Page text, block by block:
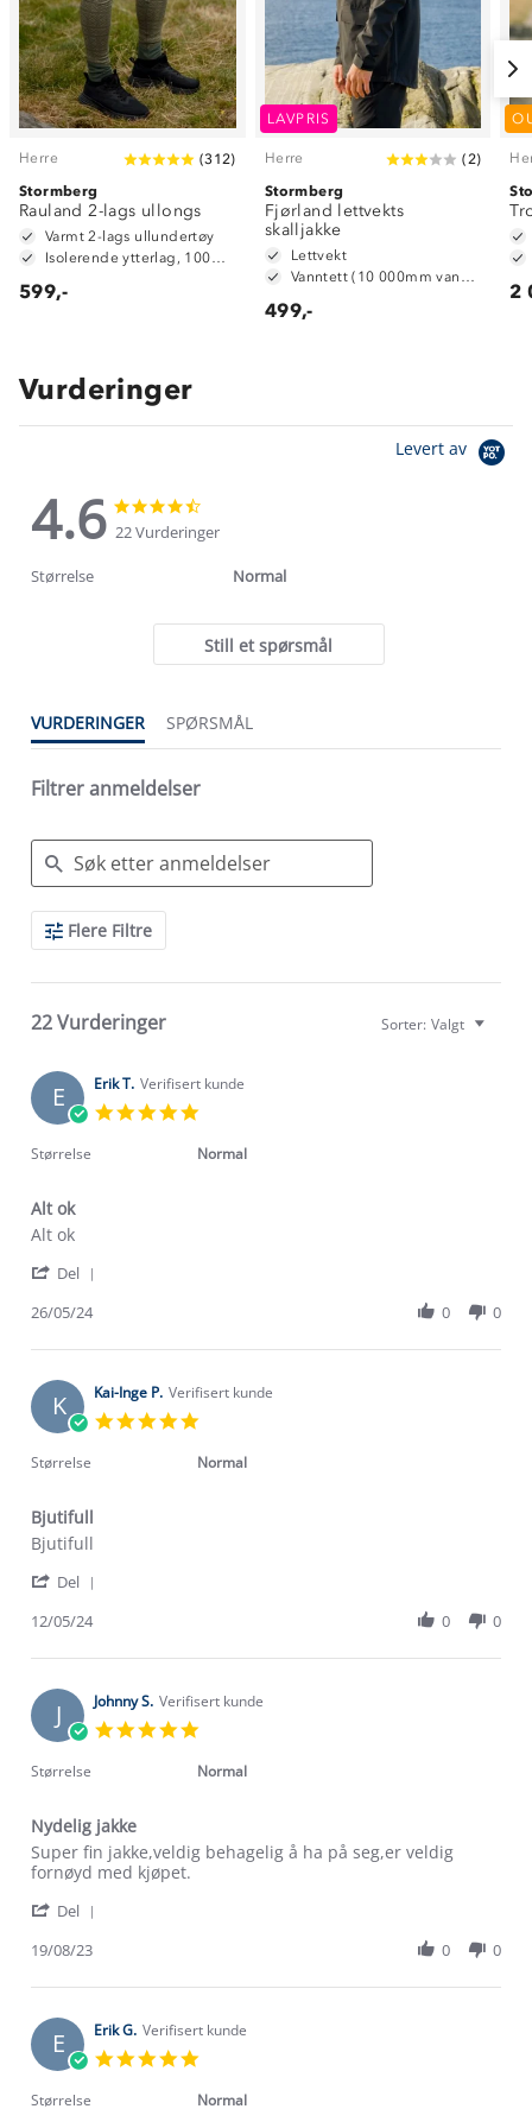
Herre (312)
Stormberg
Rauland 2-lags ullongs
Varmt 2-lags ullundertøy
599,-
LAVPRIS
Herre ( 2)
Stormberg
Fjørland lettvekts
skalljakke
Lettvekt
499,-
2
Vurderinger
Levert av
4.6
4.6
star
rating
star
rating
22 Vurderinger
Størrelse Normal
Still et spørsmål
VURDERINGER SPØRSMÅL
Filtrer anmeldelser
Search
ReviewsFlere Filtre
22 Vurderinger Sorter: Valgt
E Erik T. Verifisert kunde
rating
Størrelse Normal
Alt ok
Review
Erik
on
May
review
Alt
Alt ok
Del
Erik
on
26
May
26/05/24 0 0
K Kai-Inge P. Verifisert kunde
rating
Størrelse Normal
Bjutifull
Review
Kai-
P.
12
2024
review
Bjutifull
Bjutifull
Del
Kai-
P.
on
12
12/05/24 0 0
J Johnny S. Verifisert kunde
rating
Størrelse Normal
Nydelig jakke
Review
by
S.
19
2023
review
stating
jakke
Super fin jakke,veldig behagelig å ha på seg,er veldig
fornøyd med kjøpet.
Del
Johnny
on
19
Aug
19/08/23 0 0
E Erik G. Verifisert kunde
rating
Størrelse Normal